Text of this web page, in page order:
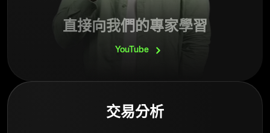
直接向我們的專家學習
YouTube
交易分析